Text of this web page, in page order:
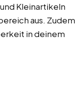
Kleinartikeln
aus. Zudem
in deinem